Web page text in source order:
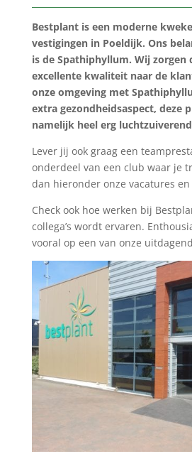
Bestplant is een moderne
vestigingen in Poeldijk. Ons
is de Spathiphyllum. Wij zorgen
excellente kwaliteit naar de
onze omgeving met
extra gezondheidsaspect, deze
namelijk heel erg
Lever jij ook graag een
onderdeel van een club waar je
dan hieronder onze vacatures en
Check ook hoe werken bij
collega’s wordt ervaren.
vooral op een van onze